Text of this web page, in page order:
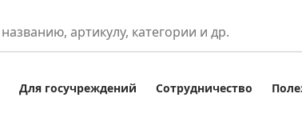
Разное
Для госучреждений Сотрудничество